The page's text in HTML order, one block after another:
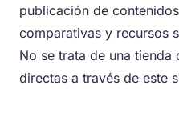
publicación de
comparativas y recursos
No se trata de una tienda
directas a través de este